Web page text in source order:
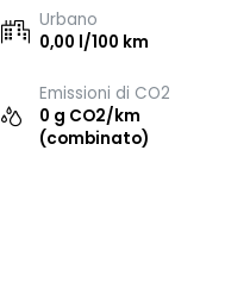
Urbano
0,00 l/100 km
Emissioni di CO2
0 g CO2/km
(combinato)